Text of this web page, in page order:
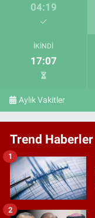
04:19
İKINDI
17:07
Aylık Vakitler
Trend Haberler
1
2